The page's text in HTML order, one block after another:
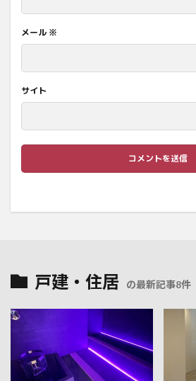
メール ※
サイト
戸建・住居 の最新記事8件